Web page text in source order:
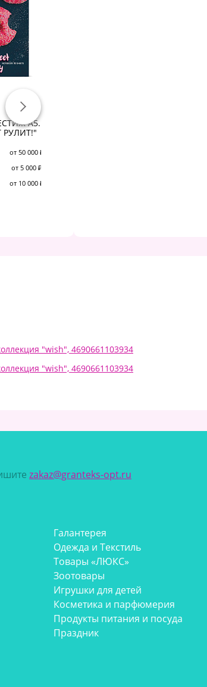
А5. 80
РУЛИТ!"
от 50 000 ₽
от 5 000 ₽
от 10 000 ₽
"wish", 4690661103934
"wish", 4690661103934
zakaz@granteks-opt.ru
Галантерея
Одежда и Текстиль
Товары «ЛЮКС»
Зоотовары
Игрушки для детей
Косметика и парфюмерия
Продукты питания и посуда
Праздник